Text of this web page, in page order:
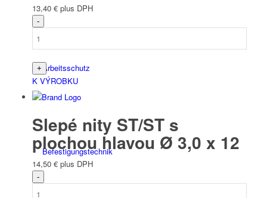
Arbeits­schutz
Befesti­gungs­technik
13,40 € plus DPH
K VÝROBKU
Slepé nity ST/ST s
plochou hlavou Ø 3,0 x 12
14,50 € plus DPH